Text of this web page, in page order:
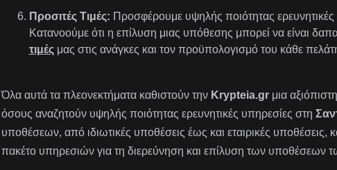
Προσιτές Τιμές: Προσφέρουμε υψηλής ποιότητας
Κατανοούμε ότι η επίλυση μιας υπόθεσης μπορεί να είναι
τιμέςμας στις ανάγκες και τον προϋπολογισμό του κάθε
Όλα αυτά τα πλεονεκτήματα καθιστούν την Krypteia.grμια
όσους αναζητούν υψηλής ποιότητας ερευνητικές υπηρεσίες στη
υποθέσεων, από ιδιωτικές υποθέσεις έως και εταιρικές
πακέτο υπηρεσιών για τη διερεύνηση και επίλυση των υποθέσεων